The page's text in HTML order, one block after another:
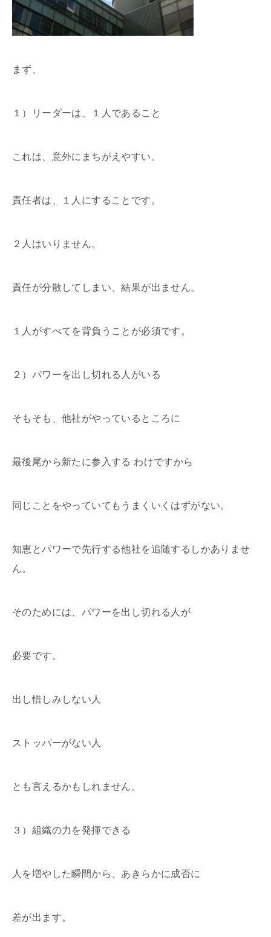
まず、
１）リーダーは、１人であること
これは、意外にまちがえやすい。
責任者は、１人にすることです。
２人はいりません。
責任が分散してしまい、結果が出ません。
１人がすべてを背負うことが必須です。
２）パワーを出し切れる人がいる
そもそも、他社がやっているところに
最後尾から新たに参入する わけですから
同じことをやっていてもうまくいくはずがない。
知恵とパワーで先行する他社を追随するしかありませ
ん。
そのためには、パワーを出し切れる人が
必要です。
出し惜しみしない人
ストッパーがない人
とも言えるかもしれません。
３）組織の力を発揮できる
人を増やした瞬間から、あきらかに成否に
差が出ます。